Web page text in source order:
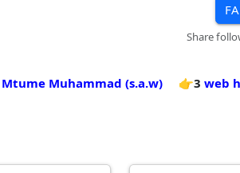
Share
Muhammad (s.a.w) 👉3 web